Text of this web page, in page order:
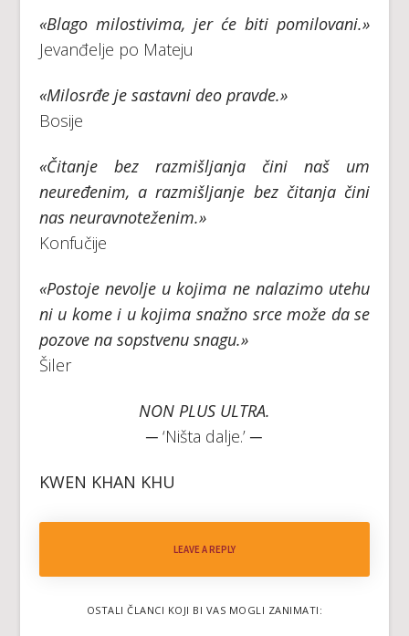
«Blago milostivima, jer će biti pomilovani.»
Jevanđelje po Mateju
«Milosrđe je sastavni deo pravde.»
Bosije
«Čitanje bez razmišljanja čini naš um
neuređenim, a razmišljanje bez čitanja čini
nas neuravnoteženim.»
Konfučije
«Postoje nevolje u kojima ne nalazimo utehu
ni u kome i u kojima snažno srce može da se
pozove na sopstvenu snagu.»
Šiler
NON PLUS ULTRA.
─ ‘Ništa dalje.’ ─
KWEN KHAN KHU
LEAVE A REPLY
OSTALI ČLANCI KOJI BI VAS MOGLI ZANIMATI: